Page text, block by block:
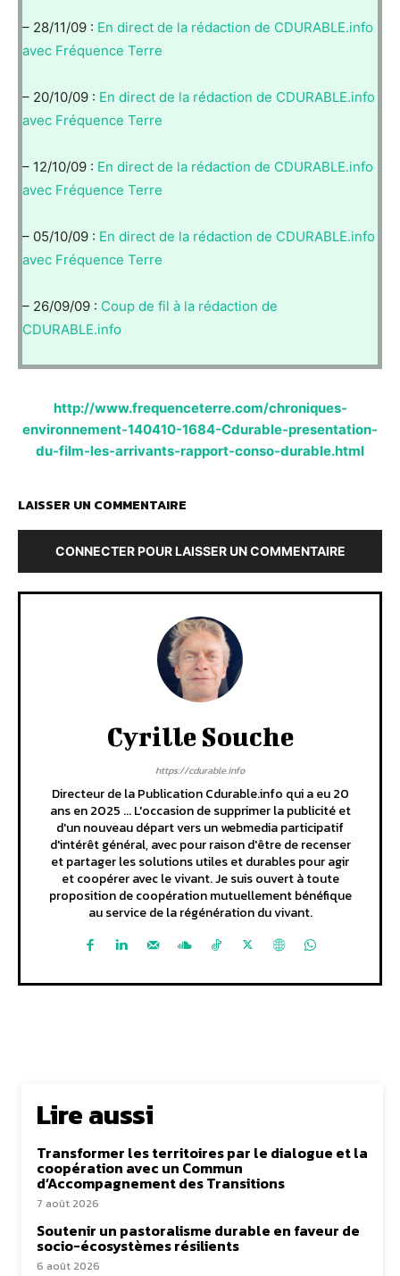
– 28/11/09 : En direct de la rédaction de CDURABLE.info
avec Fréquence Terre
– 20/10/09 : En direct de la rédaction de CDURABLE.info
avec Fréquence Terre
– 12/10/09 : En direct de la rédaction de CDURABLE.info
avec Fréquence Terre
– 05/10/09 : En direct de la rédaction de CDURABLE.info
avec Fréquence Terre
– 26/09/09 : Coup de fil à la rédaction de
CDURABLE.info
http://www.frequenceterre.com/chroniques-
environnement-140410-1684-Cdurable-presentation-
du-film-les-arrivants-rapport-conso-durable.html
LAISSER UN COMMENTAIRE
CONNECTER POUR LAISSER UN COMMENTAIRE
Cyrille Souche
https://cdurable.info
Directeur de la Publication Cdurable.info qui a eu 20
ans en 2025 ... L'occasion de supprimer la publicité et
d'un nouveau départ vers un webmedia participatif
d'intérêt général, avec pour raison d'être de recenser
et partager les solutions utiles et durables pour agir
et coopérer avec le vivant. Je suis ouvert à toute
proposition de coopération mutuellement bénéfique
au service de la régénération du vivant.
Lire aussi
Transformer les territoires par le dialogue et la
coopération avec un Commun
d’Accompagnement des Transitions
7 août 2026
Soutenir un pastoralisme durable en faveur de
socio-écosystèmes résilients
6 août 2026